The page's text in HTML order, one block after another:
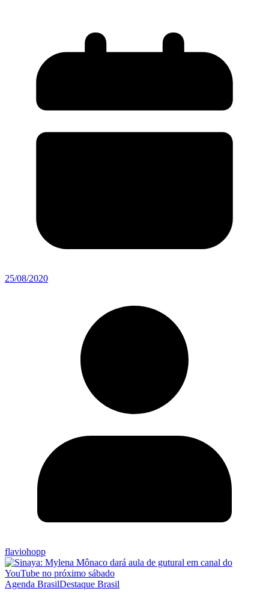
25/08/2020
flaviohopp
Agenda BrasilDestaque Brasil